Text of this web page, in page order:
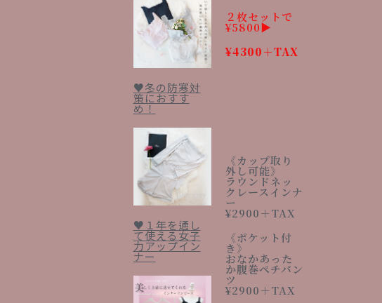
♥冬の防寒対
策におすす
め！
♥１年を通し
て使える女子
力アップイン
ナー
２枚セットで
¥5800▶︎
¥4300＋TAX
《カップ取り
外し可能》
ラウンドネッ
クレースインナ
ー
¥2900＋TAX
《ポケット付
き》
おなかあった
か腹巻ペチパン
ツ
¥2900＋TAX